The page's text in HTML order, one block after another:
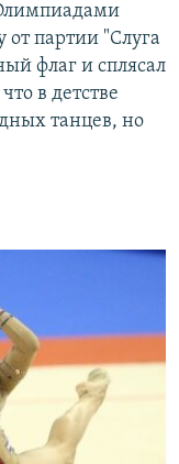
от партии "Слуга
флаг и сплясал
в детстве
танцев, но